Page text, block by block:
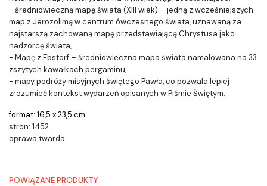
- średniowieczną mapę świata (XIII wiek) – jedną z wcześniejszych
map z Jerozolimą w centrum ówczesnego świata, uznawaną za
najstarszą zachowaną mapę przedstawiającą Chrystusa jako
nadzorcę świata,
- Mapę z Ebstorf – średniowieczna mapa świata namalowana na 33
zszytych kawałkach pergaminu,
- mapy podróży misyjnych świętego Pawła, co pozwala lepiej
zrozumieć kontekst wydarzeń opisanych w Piśmie Świętym.
format: 16,5 x 23,5 cm
stron: 1452
oprawa twarda
POWIĄZANE PRODUKTY